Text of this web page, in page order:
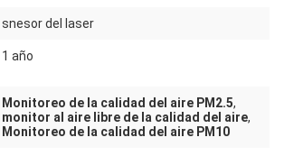
snesor del laser
1 año
Monitoreo de la calidad del aire PM2.5,
monitor al aire libre de la calidad del aire,
Monitoreo de la calidad del aire PM10